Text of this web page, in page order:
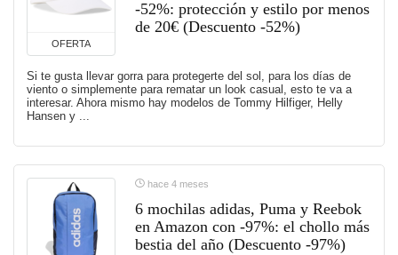
OFERTA
-52%: protección y estilo por menos
de 20€ (Descuento -52%)
Si te gusta llevar gorra para protegerte del sol, para los días de
viento o simplemente para rematar un look casual, esto te va a
interesar. Ahora mismo hay modelos de Tommy Hilfiger, Helly
Hansen y ...
hace 4 meses
6 mochilas adidas, Puma y Reebok
en Amazon con -97%: el chollo más
bestia del año (Descuento -97%)